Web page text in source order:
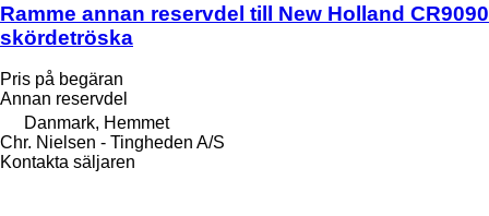
Ramme annan reservdel till New Holland CR9090
skördetröska
Pris på begäran
Annan reservdel
Danmark, Hemmet
Chr. Nielsen - Tingheden A/S
Kontakta säljaren